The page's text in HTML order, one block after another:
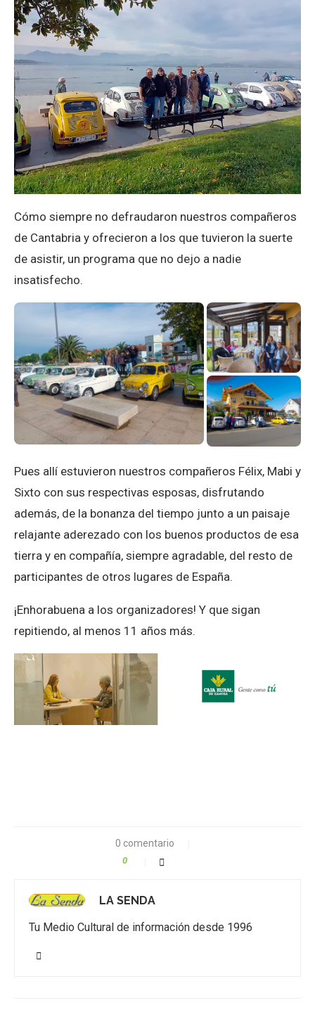
Cómo siempre no defraudaron nuestros compañeros
de Cantabria y ofrecieron a los que tuvieron la suerte
de asistir, un programa que no dejo a nadie
insatisfecho.
Pues allí estuvieron nuestros compañeros Félix, Mabi y
Sixto con sus respectivas esposas, disfrutando
además, de la bonanza del tiempo junto a un paisaje
relajante aderezado con los buenos productos de esa
tierra y en compañía, siempre agradable, del resto de
participantes de otros lugares de España.
¡Enhorabuena a los organizadores! Y que sigan
repitiendo, al menos 11 años más.
0 comentario
0
LA SENDA
Tu Medio Cultural de información desde 1996